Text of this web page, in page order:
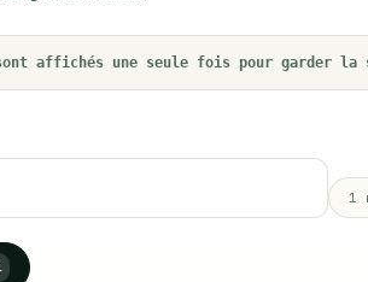
affichés une seule fois pour garder la
1